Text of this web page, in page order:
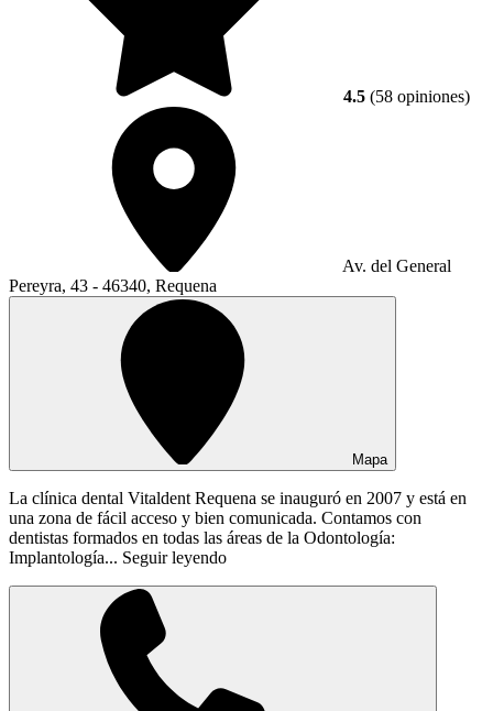
4.5 (58 opiniones)
Av. del General
Pereyra, 43 - 46340, Requena
Mapa
La clínica dental Vitaldent Requena se inauguró en 2007 y está en
una zona de fácil acceso y bien comunicada. Contamos con
dentistas formados en todas las áreas de la Odontología:
Implantología... Seguir leyendo